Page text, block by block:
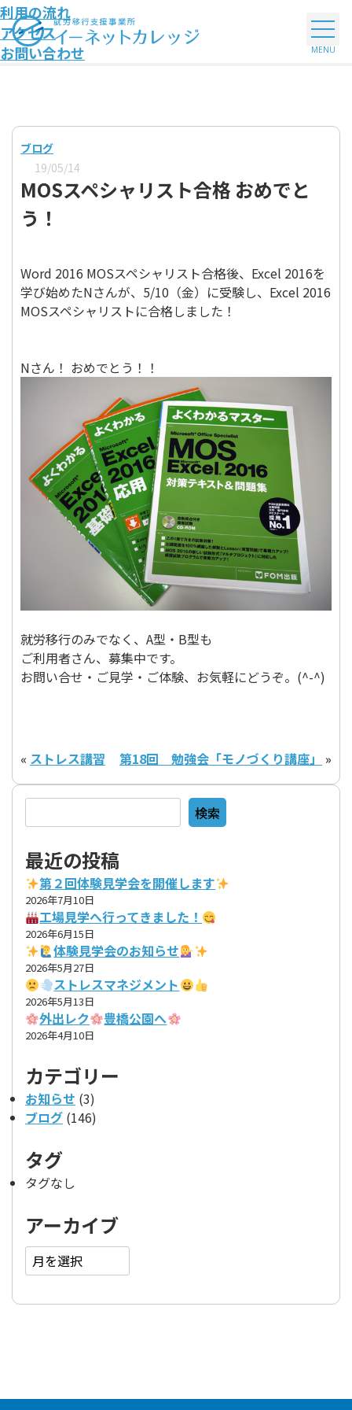
利用の流れ
アクセス
お問い合わせ
ブログ
19/05/14
MOSスペシャリスト合格 おめでと
う！
Word 2016 MOSスペシャリスト合格後、Excel 2016を
学び始めたNさんが、5/10（金）に受験し、Excel 2016
MOSスペシャリストに合格しました！
Nさん！ おめでとう！！
就労移行のみでなく、A型・B型も
ご利用者さん、募集中です。
お問い合せ・ご見学・ご体験、お気軽にどうぞ。(^-^)
« ストレス講習 第18回 勉強会「モノづくり講座」 »
検索
最近の投稿
第２回体験見学会を開催します
2026年7月10日
工場見学へ行ってきました！
2026年6月15日
体験見学会のお知らせ
2026年5月27日
ストレスマネジメント
2026年5月13日
外出レク 豊橋公園へ
2026年4月10日
カテゴリー
お知らせ (3)
ブログ (146)
タグ
タグなし
アーカイブ
ア
ー
イ